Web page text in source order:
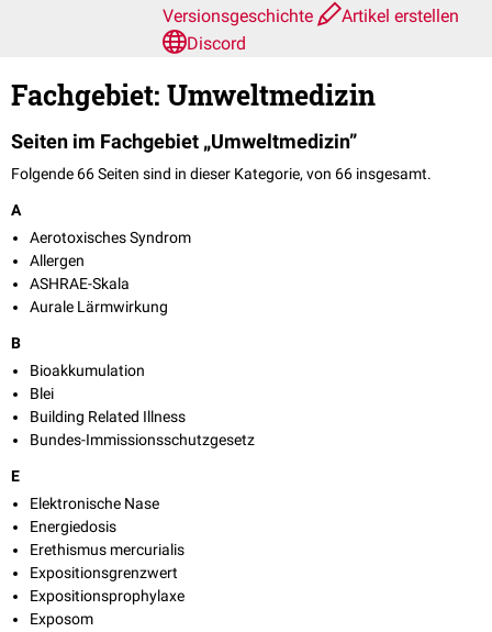
Versionsgeschichte
Artikel erstellen
Discord
Fachgebiet: Umweltmedizin
Seiten im Fachgebiet „Umweltmedizin”
Folgende 66 Seiten sind in dieser Kategorie, von 66 insgesamt.
A
Aerotoxisches Syndrom
Allergen
ASHRAE-Skala
Aurale Lärmwirkung
B
Bioakkumulation
Blei
Building Related Illness
Bundes-Immissionsschutzgesetz
E
Elektronische Nase
Energiedosis
Erethismus mercurialis
Expositionsgrenzwert
Expositionsprophylaxe
Exposom